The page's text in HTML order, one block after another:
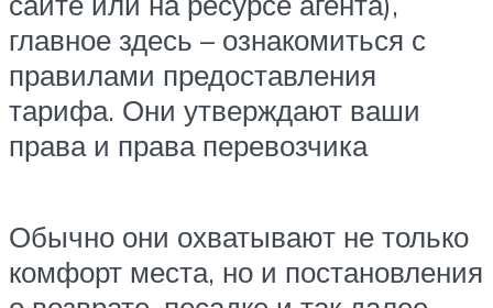
главное здесь – ознакомиться с
правилами предоставления
тарифа. Они утверждают ваши
права и права перевозчика
Обычно они охватывают не только
комфорт места, но и постановления